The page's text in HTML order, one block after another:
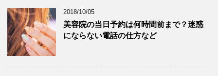
2018/10/05
美容院の当日予約は何時間前まで？迷惑
にならない電話の仕方など